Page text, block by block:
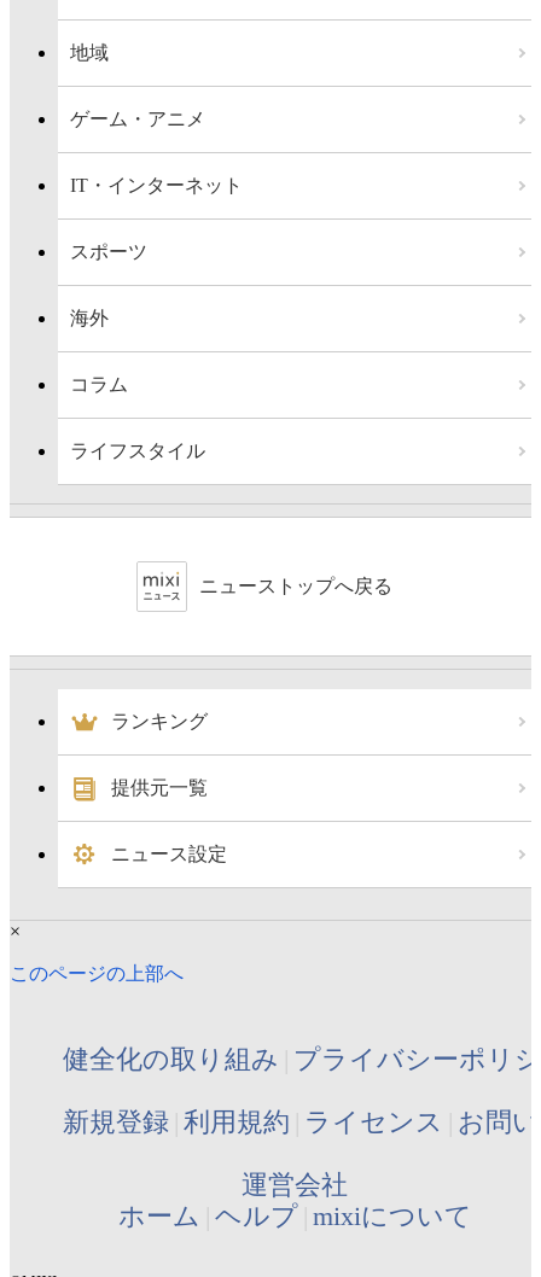
地域
ゲーム・アニメ
IT・インターネット
スポーツ
海外
コラム
ライフスタイル
ニューストップへ戻る
ランキング
提供元一覧
ニュース設定
×
このページの上部へ
健全化の取り組み プライバシーポリ
新規登録 利用規約 ライセンス お問
運営会社
ホーム ヘルプ mixiについて